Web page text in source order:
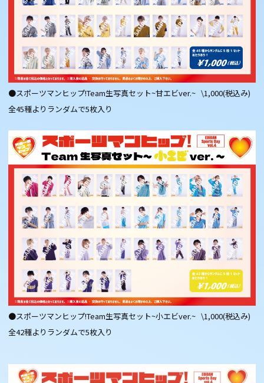
●スポーツマンヒップ!Team生写真セット~甘エビver.~ \1,000(税込み)
全45種よりランダムで5枚入り
●スポーツマンヒップ!Team生写真セット~小エビver.~ \1,000(税込み)
全42種よりランダムで5枚入り